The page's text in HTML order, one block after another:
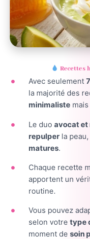
Recettes
Avec seulement
la majorité des
minimalistemais
Le duo avocat et
repulperla peau,
matures.
Chaque recette
apportent un
routine.
Vous pouvez
selon votre type
moment de soin